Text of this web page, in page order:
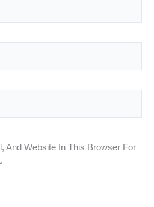
And Website In This Browser For